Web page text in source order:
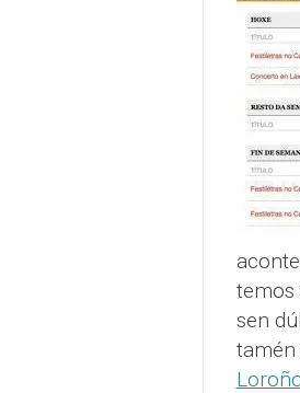
temos
sen